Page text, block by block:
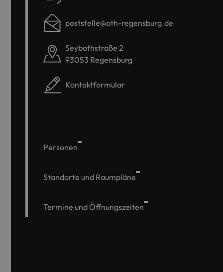
poststelle@oth-regensburg.de
Seybothstraße 2
93053 Regensburg
Kontaktformular
Personen
Standorte und Raumpläne
Termine und Öffnungszeiten